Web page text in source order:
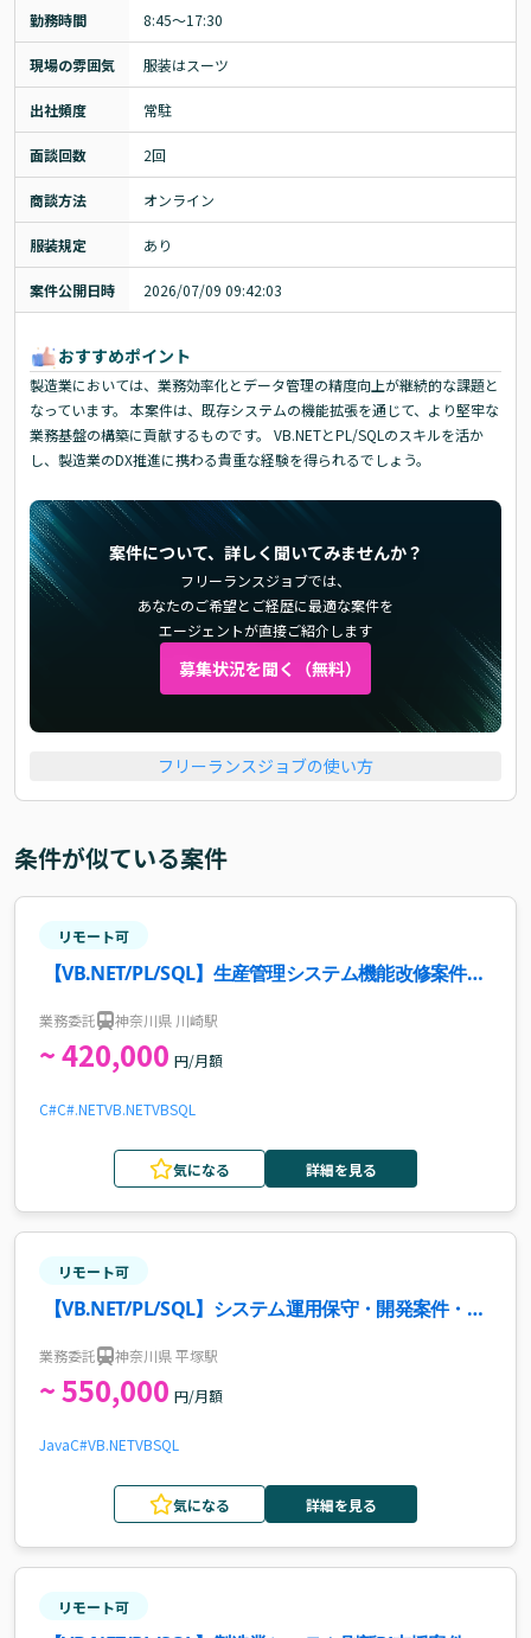
勤務時間 8:45～17:30
現場の雰囲気 服装はスーツ
出社頻度 常駐
面談回数 2回
商談方法 オンライン
服装規定 あり
案件公開日時 2026/07/09 09:42:03
おすすめポイント
製造業においては、業務効率化とデータ管理の精度向上が継続的な課題と
なっています。 本案件は、既存システムの機能拡張を通じて、より堅牢な
業務基盤の構築に貢献するものです。 VB.NETとPL/SQLのスキルを活か
し、製造業のDX推進に携わる貴重な経験を得られるでしょう。
案件について、詳しく聞いてみませんか？
フリーランスジョブでは、
あなたのご希望とご経歴に最適な案件を
エージェントが直接ご紹介します
募集状況を聞く（無料）
フリーランスジョブの使い方
条件が似ている案件
リモート可
【VB.NET/PL/SQL】生産管理システム機能改修案件・
業務委託 神奈川県 川崎駅
~ 420,000 円/月額
C#C#.NETVB.NETVBSQL
気になる 詳細を見る
リモート可
【VB.NET/PL/SQL】システム運用保守・開発案件・求
業務委託 神奈川県 平塚駅
~ 550,000 円/月額
JavaC#VB.NETVBSQL
気になる 詳細を見る
リモート可